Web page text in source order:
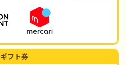
ギフト券